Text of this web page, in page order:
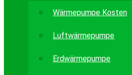
Wärmepumpe Kosten
Luftwärmepumpe
Erdwärmepumpe